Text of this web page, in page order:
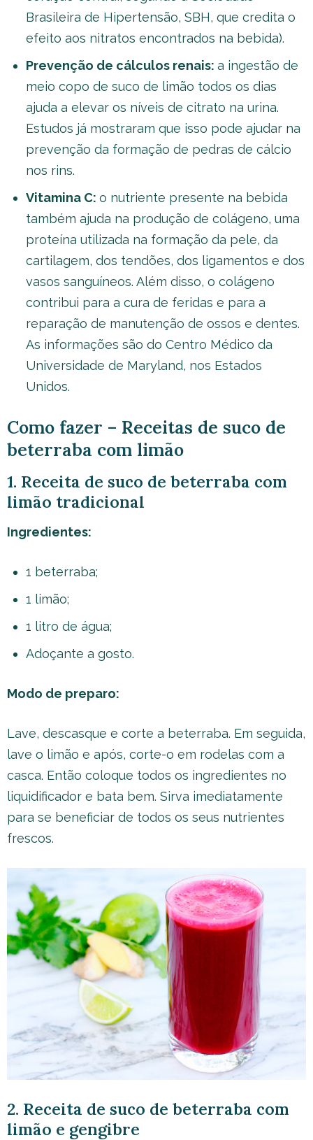
Brasileira de Hipertensão, SBH, que credita o
efeito aos nitratos encontrados na bebida).
Prevenção de cálculos renais: a ingestão de
meio copo de suco de limão todos os dias
ajuda a elevar os níveis de citrato na urina.
Estudos já mostraram que isso pode ajudar na
prevenção da formação de pedras de cálcio
nos rins.
Vitamina C: o nutriente presente na bebida
também ajuda na produção de colágeno, uma
proteína utilizada na formação da pele, da
cartilagem, dos tendões, dos ligamentos e dos
vasos sanguíneos. Além disso, o colágeno
contribui para a cura de feridas e para a
reparação de manutenção de ossos e dentes.
As informações são do Centro Médico da
Universidade de Maryland, nos Estados
Unidos.
Como fazer – Receitas de suco de
beterraba com limão
1. Receita de suco de beterraba com
limão tradicional
Ingredientes:
1 beterraba;
1 limão;
1 litro de água;
Adoçante a gosto.
Modo de preparo:
Lave, descasque e corte a beterraba. Em seguida,
lave o limão e após, corte-o em rodelas com a
casca. Então coloque todos os ingredientes no
liquidificador e bata bem. Sirva imediatamente
para se beneficiar de todos os seus nutrientes
frescos.
2. Receita de suco de beterraba com
limão e gengibre